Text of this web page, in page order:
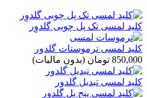
کلید لمسی تک پل چوبی گلدوِر
کلید لمسی ترموستات گلدور
850,000 تومان
(بدون مالیات)
کلید لمسی تبدیل گلدور